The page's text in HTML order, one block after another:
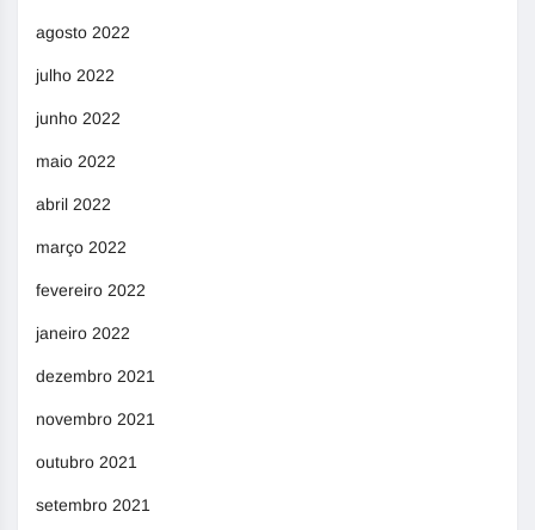
agosto 2022
julho 2022
junho 2022
maio 2022
abril 2022
março 2022
fevereiro 2022
janeiro 2022
dezembro 2021
novembro 2021
outubro 2021
setembro 2021